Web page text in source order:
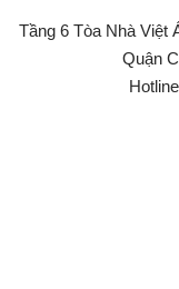
Tầng 6 Tòa Nhà Việt
Quận